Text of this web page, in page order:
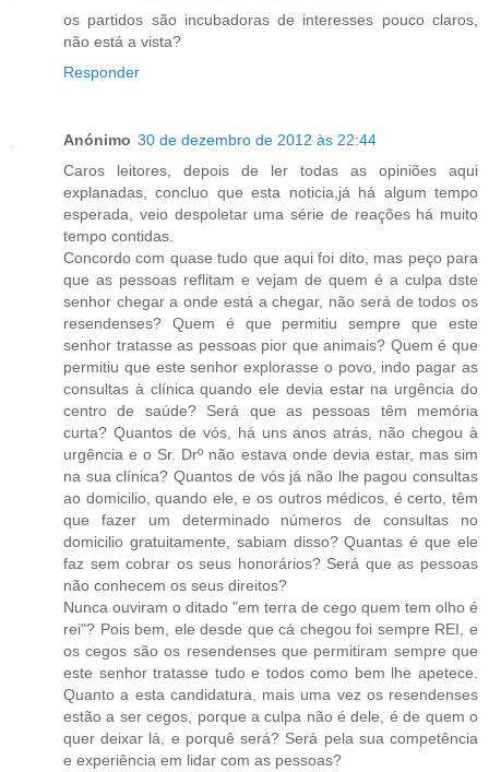
os partidos são incubadoras de interesses pouco claros,
não está a vista?
Responder
Anónimo 30 de dezembro de 2012 às 22:44
Caros leitores, depois de ler todas as opiniões aqui
explanadas, concluo que esta noticia,já há algum tempo
esperada, veio despoletar uma série de reações há muito
tempo contidas.
Concordo com quase tudo que aqui foi dito, mas peço para
que as pessoas reflitam e vejam de quem é a culpa dste
senhor chegar a onde está a chegar, não será de todos os
resendenses? Quem é que permitiu sempre que este
senhor tratasse as pessoas pior que animais? Quem é que
permitiu que este senhor explorasse o povo, indo pagar as
consultas à clínica quando ele devia estar na urgência do
centro de saúde? Será que as pessoas têm memória
curta? Quantos de vós, há uns anos atrás, não chegou à
urgência e o Sr. Drº não estava onde devia estar, mas sim
na sua clínica? Quantos de vós já não lhe pagou consultas
ao domicilio, quando ele, e os outros médicos, é certo, têm
que fazer um determinado números de consultas no
domicilio gratuitamente, sabiam disso? Quantas é que ele
faz sem cobrar os seus honorários? Será que as pessoas
não conhecem os seus direitos?
Nunca ouviram o ditado "em terra de cego quem tem olho é
rei"? Pois bem, ele desde que cá chegou foi sempre REI, e
os cegos são os resendenses que permitiram sempre que
este senhor tratasse tudo e todos como bem lhe apetece.
Quanto a esta candidatura, mais uma vez os resendenses
estão a ser cegos, porque a culpa não é dele, é de quem o
quer deixar lá, e porquê será? Será pela sua competência
e experiência em lidar com as pessoas?